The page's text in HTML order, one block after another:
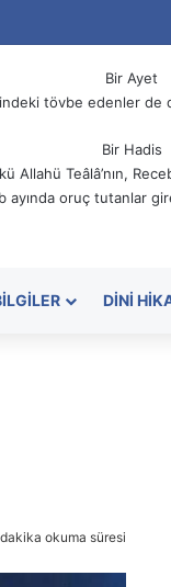
Bir Ayet
tövbe edenler de
Bir Hadis
Allahü Teâlâ’nın,
ayında oruç tutanlar
DINI
okuma süresi